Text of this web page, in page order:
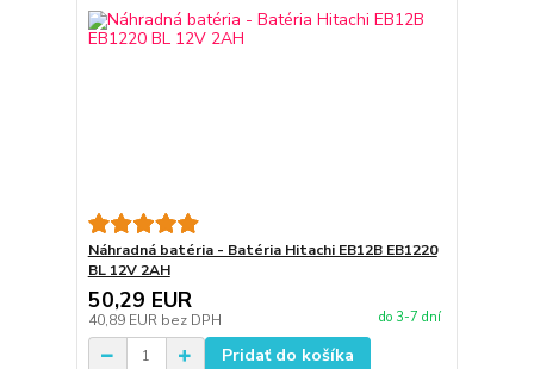
Náhradná batéria - Batéria Hitachi EB12B EB1220
BL 12V 2AH
50,29 EUR
40,89 EUR bez DPH do 3-7 dní
Pridať do košíka